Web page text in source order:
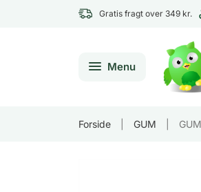
Gratis fragt over 349 kr.
Menu
Forside GUM